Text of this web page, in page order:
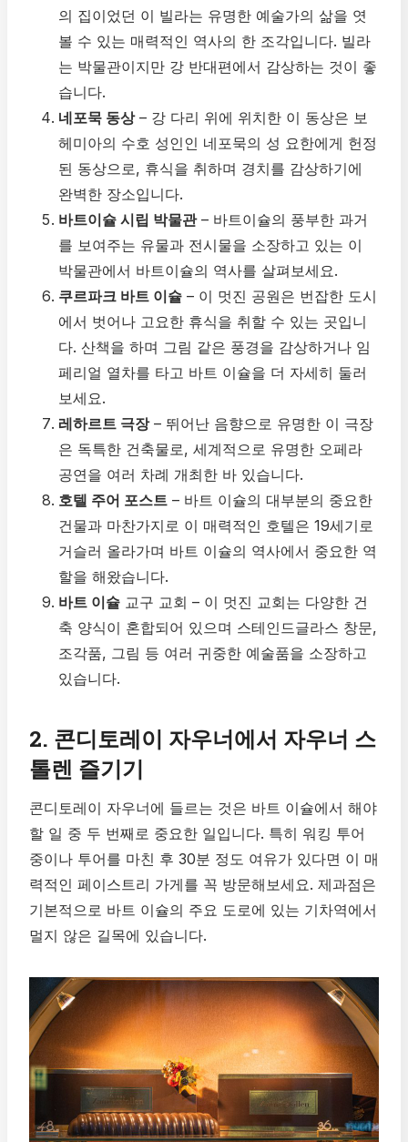
의 집이었던 이 빌라는 유명한 예술가의 삶을 엿
볼 수 있는 매력적인 역사의 한 조각입니다. 빌라
는 박물관이지만 강 반대편에서 감상하는 것이 좋
습니다.
네포묵 동상– 강 다리 위에 위치한 이 동상은 보
헤미아의 수호 성인인 네포묵의 성 요한에게 헌정
된 동상으로, 휴식을 취하며 경치를 감상하기에
완벽한 장소입니다.
바트이슐 시립 박물관– 바트이슐의 풍부한 과거
를 보여주는 유물과 전시물을 소장하고 있는 이
박물관에서 바트이슐의 역사를 살펴보세요.
쿠르파크 바트 이슐 – 이 멋진 공원은 번잡한 도시
에서 벗어나 고요한 휴식을 취할 수 있는 곳입니
다. 산책을 하며 그림 같은 풍경을 감상하거나 임
페리얼 열차를 타고 바트 이슐을 더 자세히 둘러
보세요.
레하르트 극장– 뛰어난 음향으로 유명한 이 극장
은 독특한 건축물로, 세계적으로 유명한 오페라
공연을 여러 차례 개최한 바 있습니다.
호텔 주어 포스트 – 바트 이슐의 대부분의 중요한
건물과 마찬가지로 이 매력적인 호텔은 19세기로
거슬러 올라가며 바트 이슐의 역사에서 중요한 역
할을 해왔습니다.
바트 이슐 교구 교회 – 이 멋진 교회는 다양한 건
축 양식이 혼합되어 있으며 스테인드글라스 창문,
조각품, 그림 등 여러 귀중한 예술품을 소장하고
있습니다.
2. 콘디토레이 자우너에서 자우너 스
톨렌 즐기기
콘디토레이 자우너에 들르는 것은 바트 이슐에서 해야
할 일 중 두 번째로 중요한 일입니다. 특히 워킹 투어
중이나 투어를 마친 후 30분 정도 여유가 있다면 이 매
력적인 페이스트리 가게를 꼭 방문해보세요. 제과점은
기본적으로 바트 이슐의 주요 도로에 있는 기차역에서
멀지 않은 길목에 있습니다.